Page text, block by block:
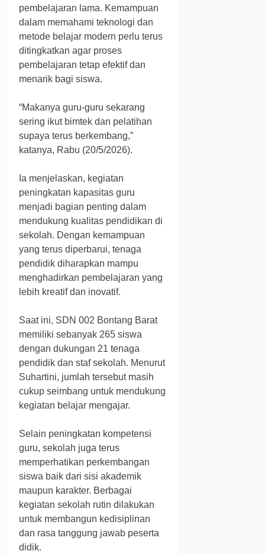
pembelajaran lama. Kemampuan
dalam memahami teknologi dan
metode belajar modern perlu terus
ditingkatkan agar proses
pembelajaran tetap efektif dan
menarik bagi siswa.
“Makanya guru-guru sekarang
sering ikut bimtek dan pelatihan
supaya terus berkembang,”
katanya, Rabu (20/5/2026).
Ia menjelaskan, kegiatan
peningkatan kapasitas guru
menjadi bagian penting dalam
mendukung kualitas pendidikan di
sekolah. Dengan kemampuan
yang terus diperbarui, tenaga
pendidik diharapkan mampu
menghadirkan pembelajaran yang
lebih kreatif dan inovatif.
Saat ini, SDN 002 Bontang Barat
memiliki sebanyak 265 siswa
dengan dukungan 21 tenaga
pendidik dan staf sekolah. Menurut
Suhartini, jumlah tersebut masih
cukup seimbang untuk mendukung
kegiatan belajar mengajar.
Selain peningkatan kompetensi
guru, sekolah juga terus
memperhatikan perkembangan
siswa baik dari sisi akademik
maupun karakter. Berbagai
kegiatan sekolah rutin dilakukan
untuk membangun kedisiplinan
dan rasa tanggung jawab peserta
didik.